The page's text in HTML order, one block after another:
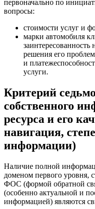
первоначально по
вопросы:
стоимости услуг и
марки автомобиля
решения его
и
услуги.
Критерий
собственного
ресурса и его
навигация,
информации)
Наличие полной
доменом первого уровня,
ФОС (формой обратной
(особенно актуальной и
информацией) являются